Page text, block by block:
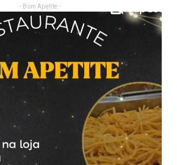
- Bom Apetite -